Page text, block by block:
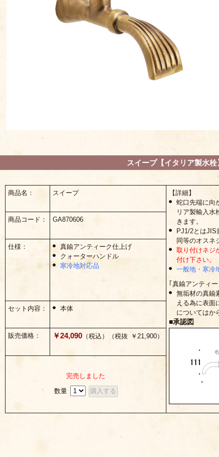
スイープ【イタリア製水栓
商品名： スイープ
【詳細】
蛇口先端に向
リア製輸入水
きます。
PJ1/2とはJIS
同等のオスネ
取り付けネジ
付け下さい。
一般地・寒冷
｢真鍮アンティ
無垢材の真鍮
える為に表面
についてはか
■承認図
商品コード： GA870606
仕様：
真鍮アンティーク仕上げ
クォーターハンドル
寒冷地対応品
セット内容： 本体
販売価格： ￥24,090 （税込）（税抜 ￥21,900）
完売しました
数量